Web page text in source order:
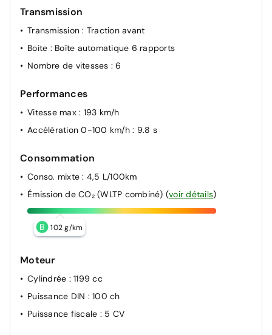
Transmission
Transmission: Traction avant
Boite : Boîte automatique 6 rapports
Nombre de vitesses : 6
Performances
Vitesse max : 193 km/h
Accélération 0-100 km/h : 9.8 s
Consommation
Conso. mixte: 4,5 L/100km
Émission de CO₂ (WLTP combiné) (voir détails)
B 102 g/km
Moteur
Cylindrée : 1199 cc
Puissance DIN : 100 ch
Puissance fiscale : 5 CV